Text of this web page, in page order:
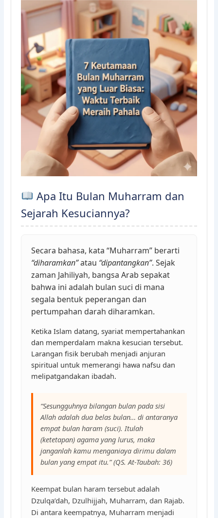
Apa Itu Bulan Muharram dan
Sejarah Kesuciannya?
Secara bahasa, kata “Muharram” berarti
“diharamkan”atau “dipantangkan”. Sejak
zaman Jahiliyah, bangsa Arab sepakat
bahwa ini adalah bulan suci di mana
segala bentuk peperangan dan
pertumpahan darah diharamkan.
Ketika Islam datang, syariat mempertahankan
dan memperdalam makna kesucian tersebut.
Larangan fisik berubah menjadi anjuran
spiritual untuk memerangi hawa nafsu dan
melipatgandakan ibadah.
“Sesungguhnya bilangan bulan pada sisi
Allah adalah dua belas bulan… di antaranya
empat bulan haram (suci). Itulah
(ketetapan) agama yang lurus, maka
janganlah kamu menganiaya dirimu dalam
bulan yang empat itu.” (QS. At-Taubah: 36)
Keempat bulan haram tersebut adalah
Dzulqa’dah, Dzulhijjah, Muharram, dan Rajab.
Di antara keempatnya, Muharram menjadi